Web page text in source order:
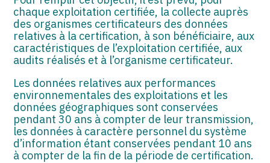
chaque exploitation certifiée, la collecte auprès
des organismes certificateurs des données
relatives à la certification, à son bénéficiaire, aux
caractéristiques de l’exploitation certifiée, aux
audits réalisés et à l’organisme certificateur.
Les données relatives aux performances
environnementales des exploitations et les
données géographiques sont conservées
pendant 30 ans à compter de leur transmission,
les données à caractère personnel du système
d’information étant conservées pendant 10 ans
à compter de la fin de la période de certification.